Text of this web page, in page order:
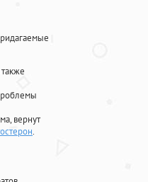
вернут
.